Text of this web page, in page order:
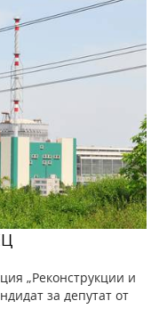
„Реконструкции и
за депутат от